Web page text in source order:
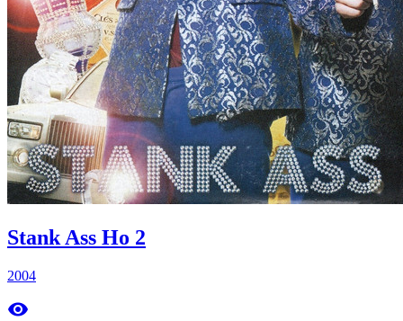
Stank Ass Ho 2
2004
remove_red_eye